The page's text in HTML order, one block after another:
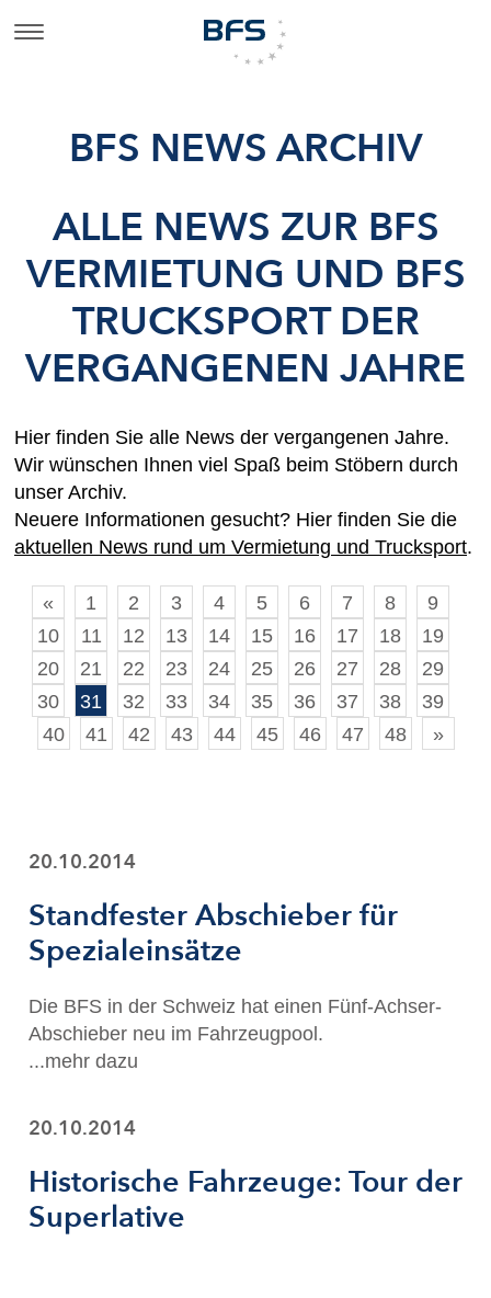
BFS NEWS ARCHIV
ALLE NEWS ZUR BFS
VERMIETUNG UND BFS
TRUCKSPORT DER
VERGANGENEN JAHRE
Hier finden Sie alle News der vergangenen Jahre.
Wir wünschen Ihnen viel Spaß beim Stöbern durch
unser Archiv.
Neuere Informationen gesucht? Hier finden Sie die
aktuellen News rund um Vermietung und Trucksport.
« 1 2 3 4 5 6 7 8
9
10
11 12 13 14 15 16 17 18
19
20
21 22 23 24 25 26 27 28
29
30
31 32 33 34 35 36 37 38
39
40
41 42 43 44 45 46 47 48 »
20.10.2014
Standfester Abschieber für
Spezialeinsätze
Die BFS in der Schweiz hat einen Fünf-Achser-
Abschieber neu im Fahrzeugpool.
...mehr dazu
20.10.2014
Historische Fahrzeuge: Tour der
Superlative